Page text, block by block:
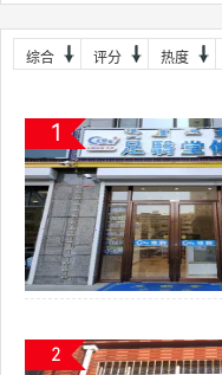
综合 评分 热度
1
2